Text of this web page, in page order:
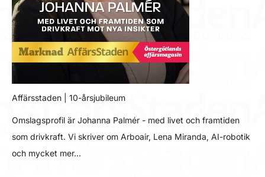
Affärsstaden | 10-årsjubileum
Omslagsprofil är Johanna Palmér - med livet och framtiden
som drivkraft. Vi skriver om Arboair, Lena Miranda, AI-robotik
och mycket mer…